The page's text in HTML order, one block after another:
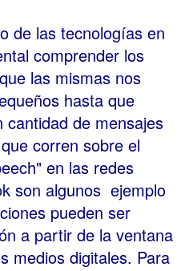
de las tecnologías en
comprender los
las mismas nos
hasta que
de mensajes
corren sobre el
en las redes
son algunos ejemplo
pueden ser
a partir de la ventana
medios digitales. Para